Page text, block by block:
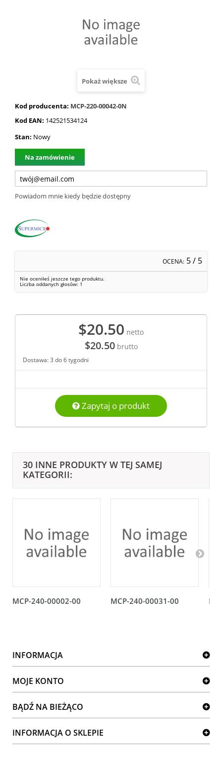
Pokaż większe
Kod producenta: MCP-220-00042-0N
Kod EAN: 142521534124
Stan: Nowy
Na zamówienie
Powiadom mnie kiedy będzie dostępny
OCENA: 5/ 5
Nie oceniłeś jeszcze tego produktu.
Liczba oddanych głosów: 1
$20.50 netto
$20.50brutto
Dostawa: 3 do 6 tygodni
Zapytaj o produkt
30 INNE PRODUKTY W TEJ SAMEJ
KATEGORII:
MCP-240-00002-00 MCP-240-00031-00
INFORMACJA
MOJE KONTO
BĄDŹ NA BIEŻĄCO
INFORMACJA O SKLEPIE